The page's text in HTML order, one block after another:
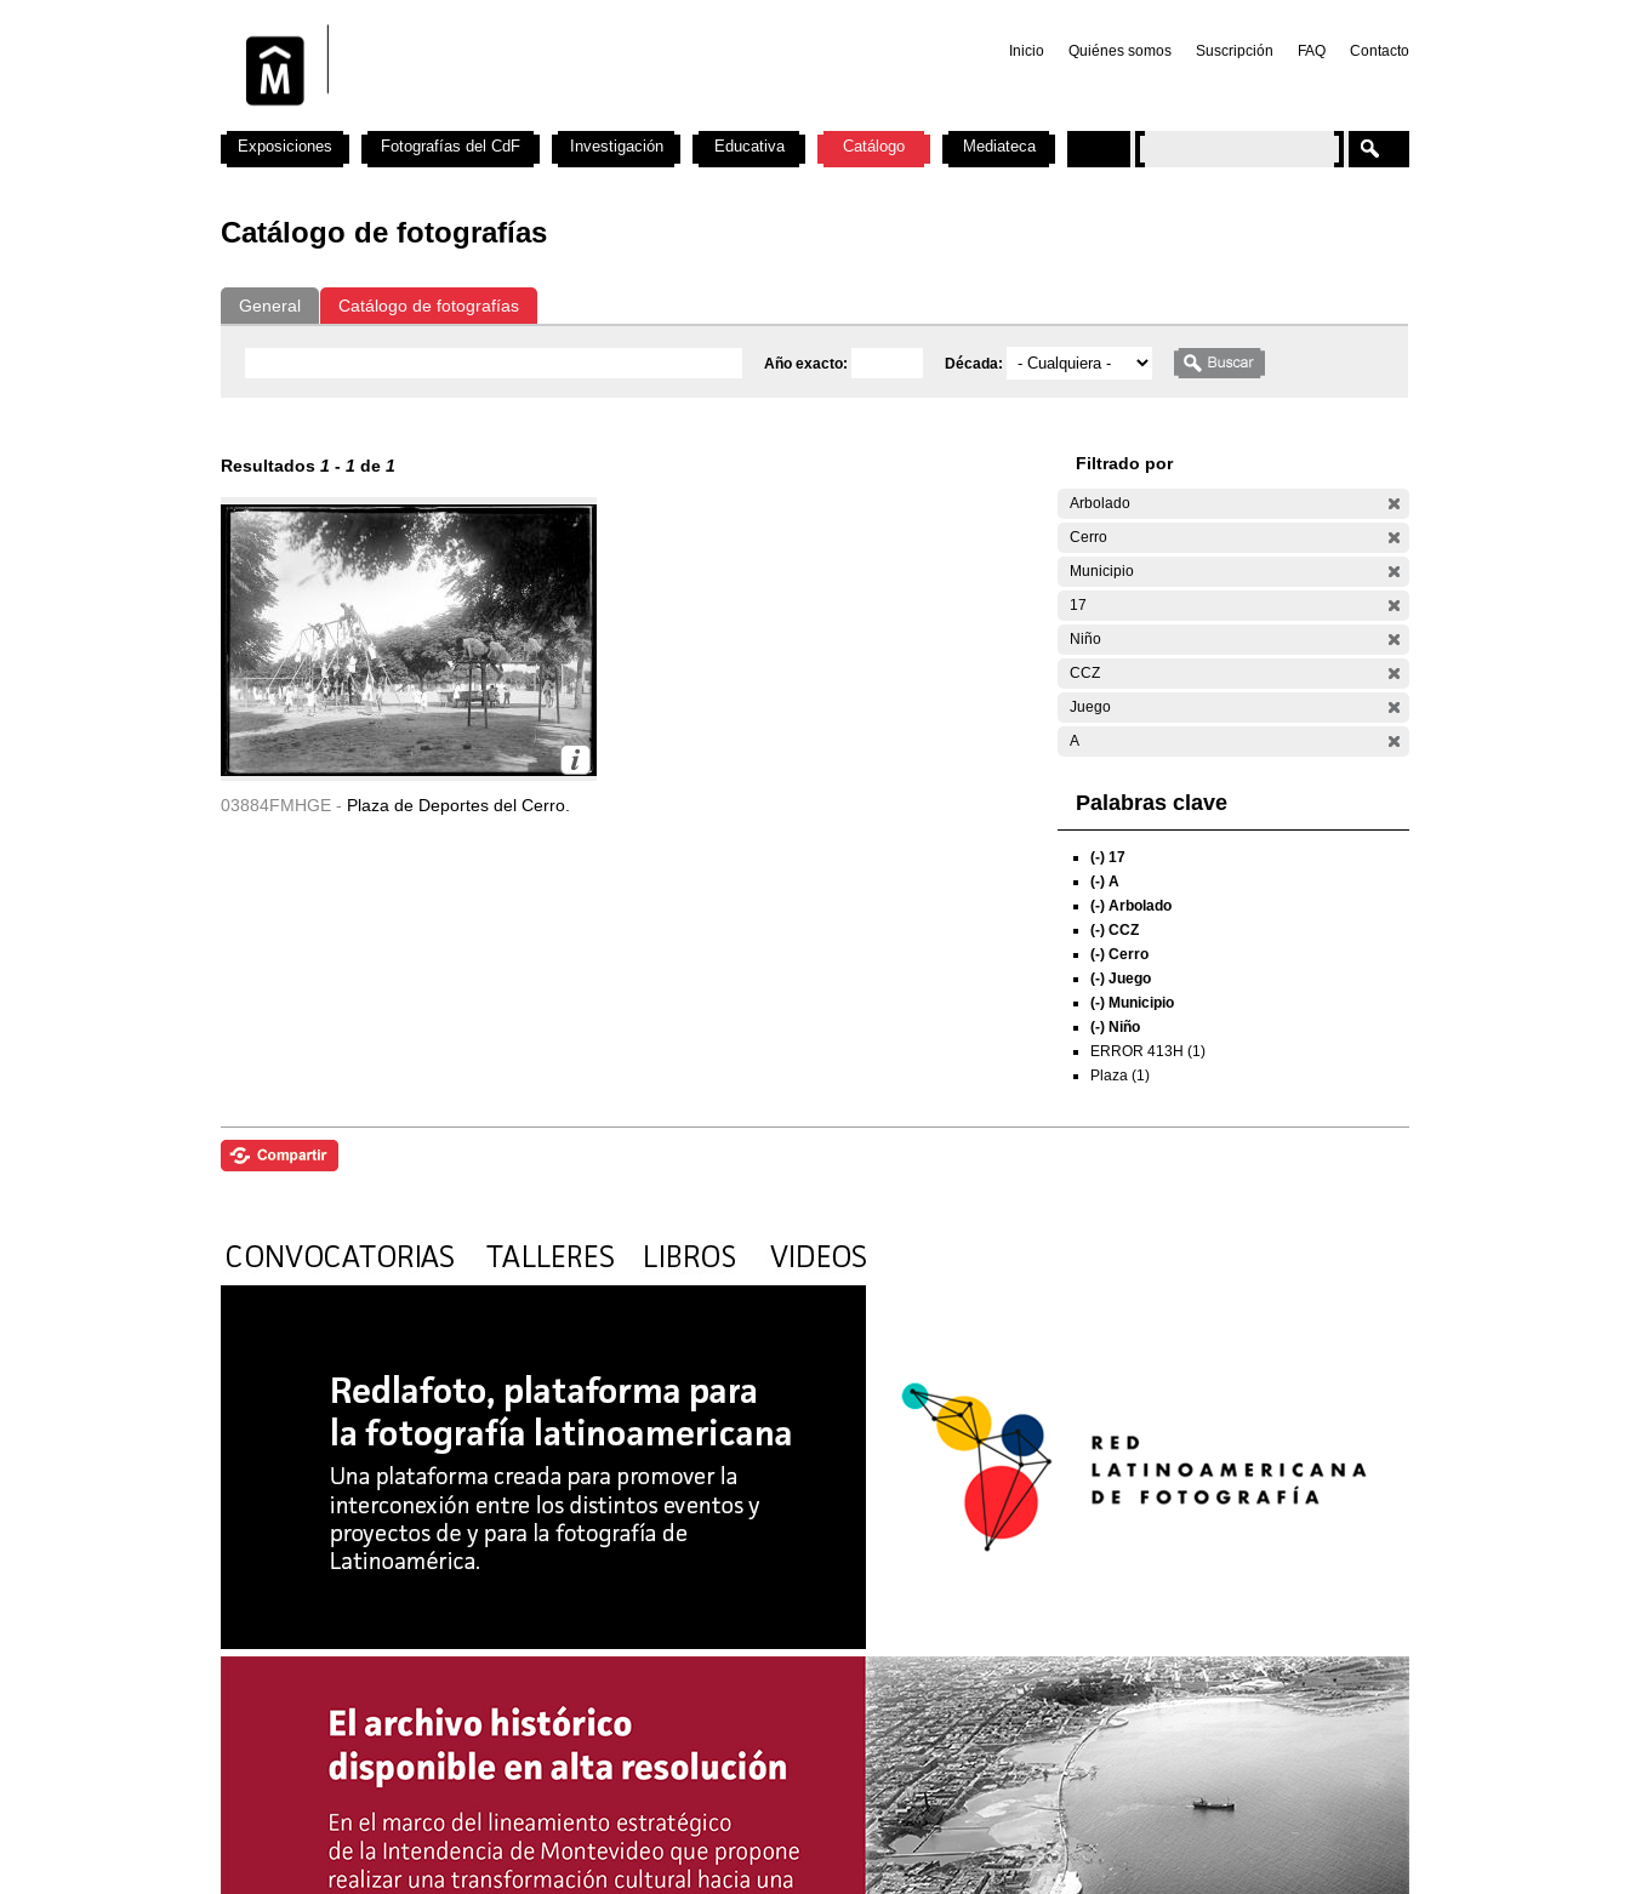
Inicio Quiénes somos Suscripción FAQ Contacto
Catálogo de fotografías
General Catálogo de fotografías
Año exacto: Década:
Resultados 1 - 1 de 1
03884FMHGE - Plaza de Deportes del Cerro.
Filtrado por
Arbolado
Cerro
Municipio
17
Niño
CCZ
Juego
A
Palabras clave
(-) 17
(-) A
(-) Arbolado
(-) CCZ
(-) Cerro
(-) Juego
(-) Municipio
(-) Niño
ERROR 413H (1)
Plaza (1)
Exposiciones Fotografías del CdF Investigación Educativa Catálogo Mediateca